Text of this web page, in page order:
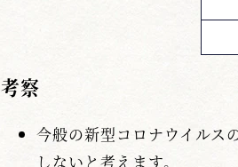
考察
今般の新型コロナウイルス
しないと考えます。